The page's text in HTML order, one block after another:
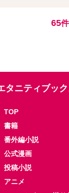
65件
タニティブッ
TOP
書籍
番外編小説
公式漫画
投稿小説
アニメ